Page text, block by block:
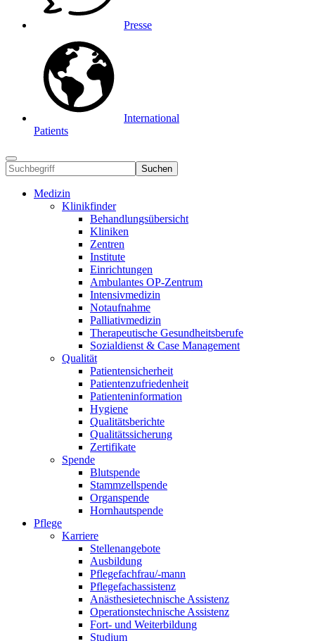
Presse
International
Patients
Suchen
Medizin
Klinikfinder
Behandlungsübersicht
Kliniken
Zentren
Institute
Einrichtungen
Ambulantes OP-Zentrum
Intensivmedizin
Notaufnahme
Palliativmedizin
Therapeutische Gesundheitsberufe
Sozialdienst & Case Management
Qualität
Patientensicherheit
Patientenzufriedenheit
Patienteninformation
Hygiene
Qualitätsberichte
Qualitätssicherung
Zertifikate
Spende
Blutspende
Stammzellspende
Organspende
Hornhautspende
Pflege
Karriere
Stellenangebote
Ausbildung
Pflegefachfrau/-mann
Pflegefachassistenz
Anästhesietechnische Assistenz
Operationstechnische Assistenz
Fort- und Weiterbildung
Studium